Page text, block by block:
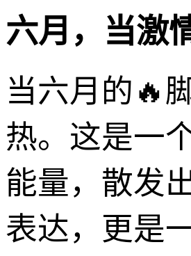
六月，当激
当六月的🔥
热。这是一
能量，散发
表达，更是